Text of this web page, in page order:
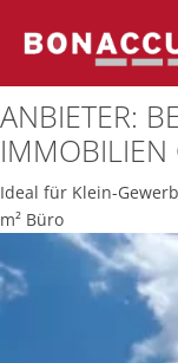
ANBIETER:
IMMOBILIEN
Ideal für Klein-
m² Büro